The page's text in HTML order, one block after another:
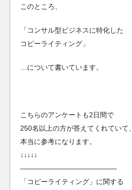
このところ、
「コンサル型ビジネスに特化した
コピーライティング」
…について書いています。
こちらのアンケートも2日間で
250名以上の方が答えてくれていて、
本当に参考になります。
↓↓↓↓↓
——————————————
「コピーライティング」に関する